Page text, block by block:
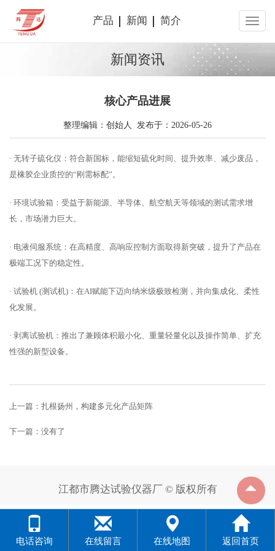
产品 新闻 简介
新闻资讯
核心产品进展
整理编辑：创始人 发布于：2026-05-26
· 无转子硫化仪：符合新国标，能缩短硫化时间、提升效率、减少废品，
是橡胶企业质控的“刚需标配”。
· 环境试验箱：受益于新能源、半导体、航空航天等领域的测试需求增
长，市场潜力巨大。
· 电液伺服系统：在高精度、高响应控制方面取得新突破，提升了产品在
极端工况下的稳定性。
· 试验机 (测试机)：在AI赋能下迈向纳米级极致检测，并向集成化、柔性
化发展。
· 剥离试验机：推出了兼顾体积最小化、重量轻量化以及操作简单、扩充
性强的新型设备。
上一篇： 扎根扬州，构建多元化产品矩阵
下一篇：没有了
江都市腾达试验仪器厂 © 版权所有
电话咨询 在线留言 在线地图 返回首页